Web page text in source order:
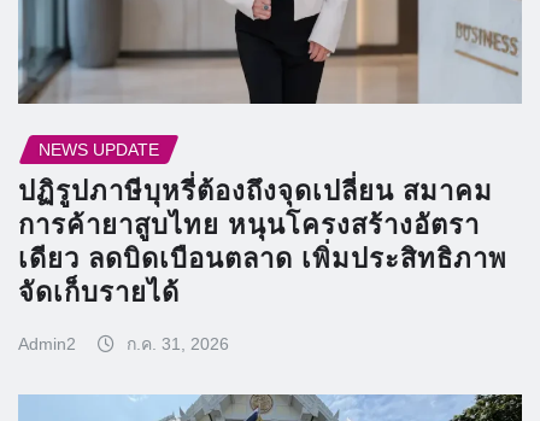
NEWS UPDATE
ปฏิรูปภาษีบุหรี่ต้องถึงจุดเปลี่ยน สมาคม
การค้ายาสูบไทย หนุนโครงสร้างอัตรา
เดียว ลดบิดเบือนตลาด เพิ่มประสิทธิภาพ
จัดเก็บรายได้
Admin2 ก.ค. 31, 2026